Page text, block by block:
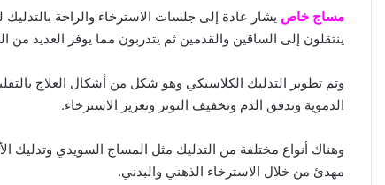
مساج خاص يشار عادة إلى جلسات الاسترخاء والراحة
ينتقلون إلى الساقين والقدمين ثم يتدربون مما يوفر العديد من
وتم تطوير التدليك الكلاسيكي وهو شكل من أشكال العلاج
الدموية وتدفق الدم وتخفيف التوتر وتعزيز الاسترخاء.
وهناك أنواع مختلفة من التدليك مثل المساج السويدي وتدليك
مهدئ من خلال الاسترخاء الذهني والبدني.